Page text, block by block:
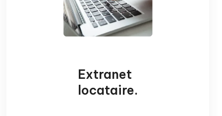
Extranet
locataire.